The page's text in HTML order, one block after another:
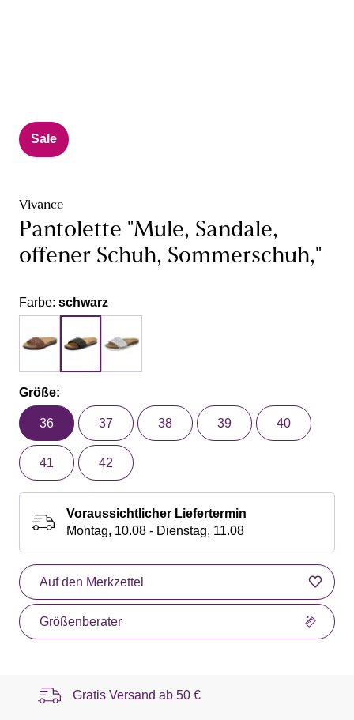
Sale
Vivance
Pantolette "Mule, Sandale,
offener Schuh, Sommerschuh,"
Farbe: schwarz
Größe:
36 37 38 39 40
41 42
Voraussichtlicher Liefertermin
Montag, 10.08 - Dienstag, 11.08
Auf den Merkzettel
Größenberater
Gratis Versand ab 50 €